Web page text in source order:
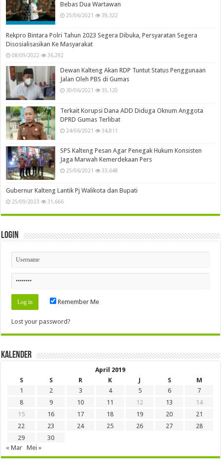
Bebas Dua Wartawan
25/06/2021 39,322
Rekpro Bintara Polri Tahun 2023 Segera Dibuka, Persyaratan Segera
Disosialisasikan Ke Masyarakat
08/09/2022 36,292
Dewan Kalteng Akan RDP Tuntut Status Penggunaan
Jalan Oleh PBS di Gumas
30/06/2021 35,120
Terkait Korupsi Dana ADD Diduga Oknum Anggota
DPRD Gumas Terlibat
24/06/2021 34,811
SPS Kalteng Pesan Agar Penegak Hukum Konsisten
Jaga Marwah Kemerdekaan Pers
25/06/2021 33,648
Gubernur Kalteng Lantik Pj Walikota dan Bupati
25/09/2023 31,666
Login
Remember Me
Lost your password?
Kalender
April 2019
S
S R K J S
M
1
2 3 4 5 6
7
8
9 10 11 12 13
14
15
16 17 18 19 20
21
22
23 24 25 26 27
28
29
30
« Mar
Mei »